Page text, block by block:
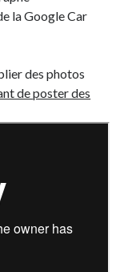
la Google Car
des photos
de poster des